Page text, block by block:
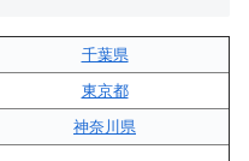
千葉県
東京都
神奈川県